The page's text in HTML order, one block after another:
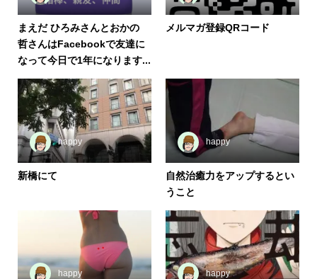
まえだ ひろみさんとおかの
哲さんはFacebookで友達に
なって今日で1年になります...
メルマガ登録QRコード
happy
新橋にて
happy
自然治癒力をアップするとい
うこと
happy happy